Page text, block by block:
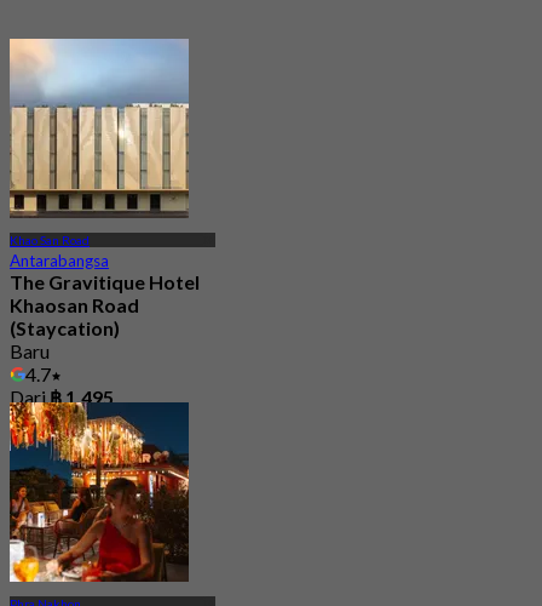
Khao San Road
Antarabangsa
The Gravitique Hotel
Khaosan Road
(Staycation)
Baru
4.7
Dari฿ 1,495